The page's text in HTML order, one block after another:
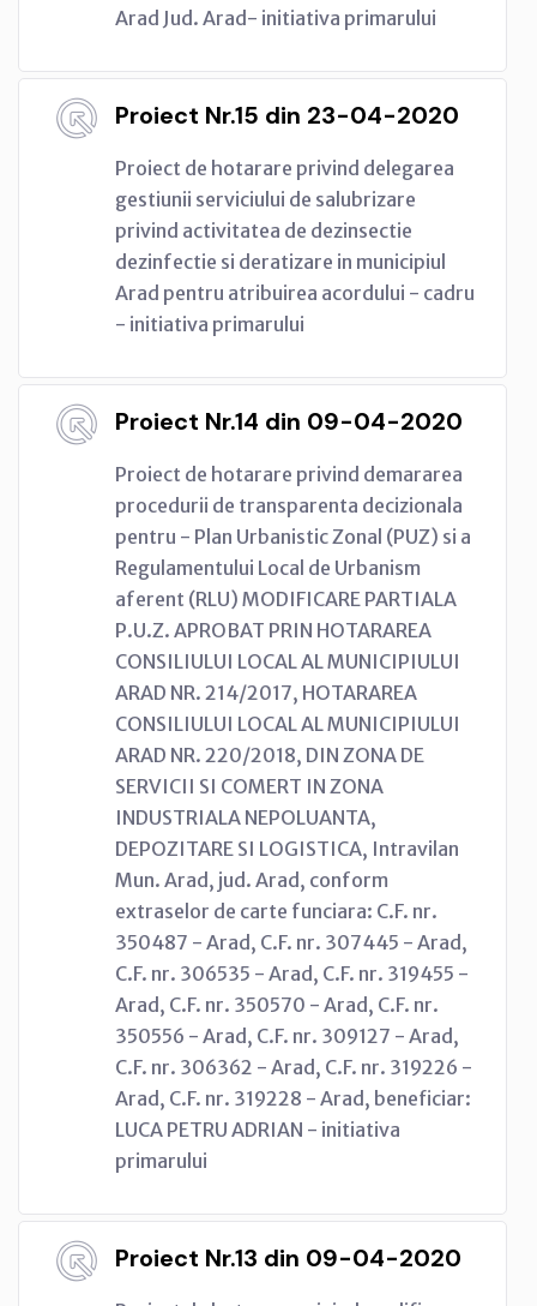
Arad Jud. Arad- initiativa primarului
Proiect Nr.15 din 23-04-2020
Proiect de hotarare privind delegarea
gestiunii serviciului de salubrizare
privind activitatea de dezinsectie
dezinfectie si deratizare in municipiul
Arad pentru atribuirea acordului - cadru
- initiativa primarului
Proiect Nr.14 din 09-04-2020
Proiect de hotarare privind demararea
procedurii de transparenta decizionala
pentru - Plan Urbanistic Zonal (PUZ) si a
Regulamentului Local de Urbanism
aferent (RLU) MODIFICARE PARTIALA
P.U.Z. APROBAT PRIN HOTARAREA
CONSILIULUI LOCAL AL MUNICIPIULUI
ARAD NR. 214/2017, HOTARAREA
CONSILIULUI LOCAL AL MUNICIPIULUI
ARAD NR. 220/2018, DIN ZONA DE
SERVICII SI COMERT IN ZONA
INDUSTRIALA NEPOLUANTA,
DEPOZITARE SI LOGISTICA, Intravilan
Mun. Arad, jud. Arad, conform
extraselor de carte funciara: C.F. nr.
350487 - Arad, C.F. nr. 307445 - Arad,
C.F. nr. 306535 - Arad, C.F. nr. 319455 -
Arad, C.F. nr. 350570 - Arad, C.F. nr.
350556 - Arad, C.F. nr. 309127 - Arad,
C.F. nr. 306362 - Arad, C.F. nr. 319226 -
Arad, C.F. nr. 319228 - Arad, beneficiar:
LUCA PETRU ADRIAN - initiativa
primarului
Proiect Nr.13 din 09-04-2020